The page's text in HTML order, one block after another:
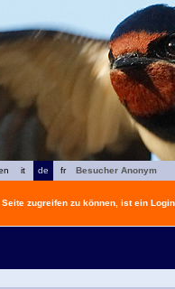
fr
de
it
Besucher Anonym
zugreifen zu können, ist ein